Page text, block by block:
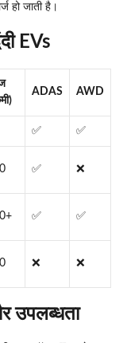
हो जाती है।
EVs
ADAS AWD
✅ ✅
✅ ❌
✅ ✅
❌ ❌
उपलब्धता